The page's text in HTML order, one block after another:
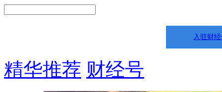
入驻财
精华推荐 财经号